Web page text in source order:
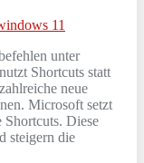
unter
Shortcuts statt
neue
Microsoft setzt
Shortcuts. Diese
steigern die